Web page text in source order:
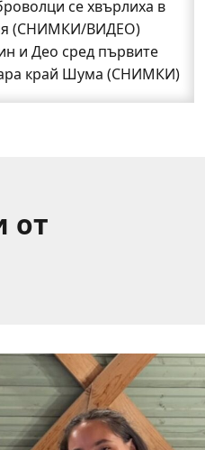
на тока утре в части
Годеч
да изберат Годеч
чужбина? (ВИДЕО)
под старата круша
се хвърлиха в
(СНИМКИ/ВИДЕО)
и Део сред първите
край Шума (СНИМКИ)
от